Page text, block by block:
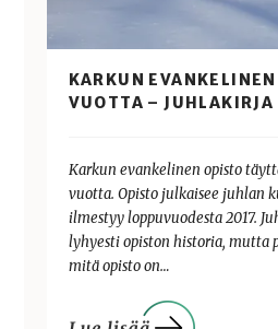
KARKUN
VUOTTA – JUHLAKIRJA
Karkun evankelinen opisto
vuotta. Opisto julkaisee juhlan
ilmestyy loppuvuodesta 2017.
lyhyesti opiston historia, mutta
mitä opisto on…